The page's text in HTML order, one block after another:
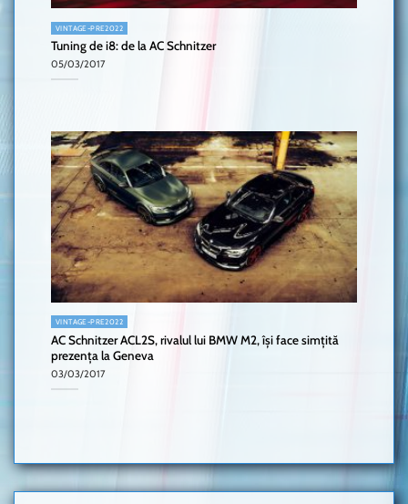
VINTAGE-PRE2022
Tuning de i8: de la AC Schnitzer
05/03/2017
VINTAGE-PRE2022
AC Schnitzer ACL2S, rivalul lui BMW M2, își face simțită
prezența la Geneva
03/03/2017